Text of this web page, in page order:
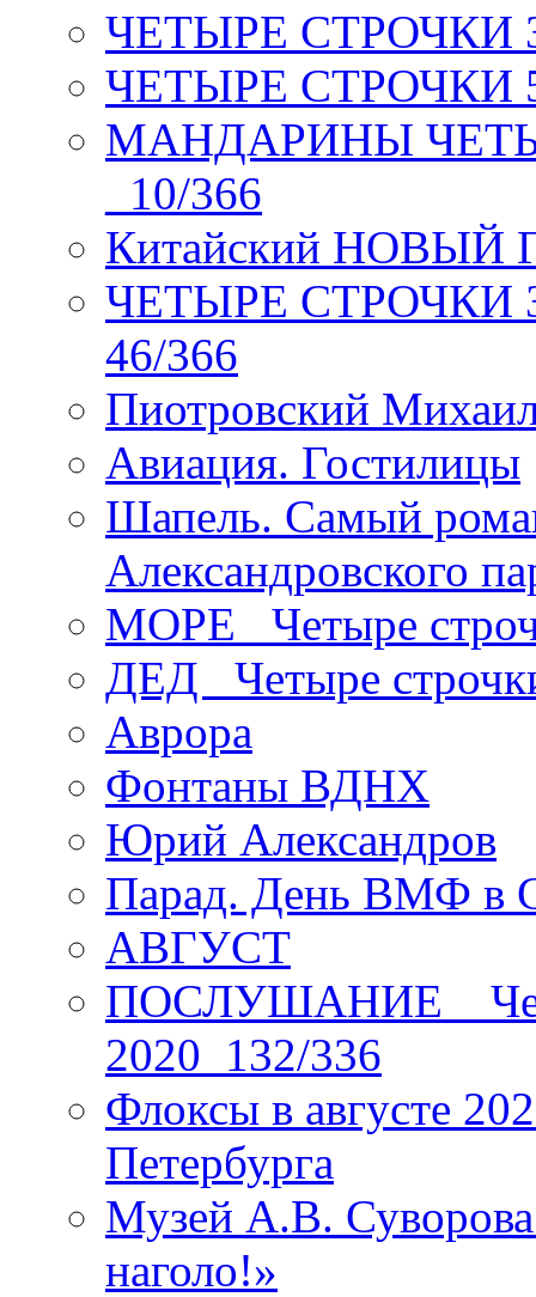
ЧЕТЫРЕ СТРОЧКИ 3
ЧЕТЫРЕ СТРОЧКИ 5
МАНДАРИНЫ
_10/366
Китайский НОВЫЙ
ЧЕТЫРЕ СТРОЧКИ
46/366
Пиотровский
Авиация. Гостилицы
Шапель. Самый
Александровского
МОРЕ _Четыре
ДЕД _Четыре
Аврора
Фонтаны ВДНХ
Юрий Александров
Парад. День ВМФ в
АВГУСТ
ПОСЛУШАНИЕ _
2020_132/336
Флоксы в августе
Петербурга
Музей А.В.
наголо!»